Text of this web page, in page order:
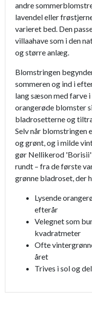
andre
lavendel eller
varieret bed. Den
villaahave som i den
og større anlæg.
Blomstringen
sommeren og ind i
lang sæson med farve
orangerøde blomster
bladrosetterne og
Selv når blomstringen
og grønt, og i milde
gør Nellikerod 'Borisii'
rundt – fra de første
grønne bladroset, der
Lysende
efterår
Velegnet som
kvadratmeter
Ofte
året
Trives i sol og